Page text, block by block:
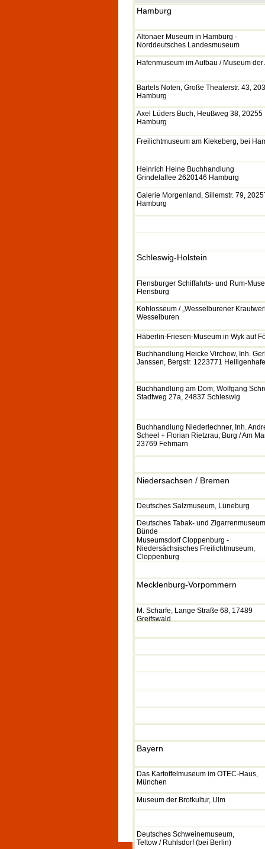
Hamburg
Altonaer Museum in Hamburg -
Norddeutsches Landesmuseum
Hafenmuseum im Aufbau / Museum der
Bartels Noten, Große Theaterstr. 43,
Hamburg
Axel Lüders Buch, Heußweg 38, 20255
Hamburg
Freilichtmuseum am Kiekeberg, bei
Heinrich Heine Buchhandlung
Grindelallee 2620146 Hamburg
Galerie Morgenland, Sillemstr. 79,
Hamburg
Schleswig-Holstein
Flensburger Schiffahrts- und Rum-
Flensburg
Kohlosseum / „Wesselburener
Wesselburen
Häberlin-Friesen-Museum in Wyk auf
Buchhandlung Heicke Virchow, Inh.
Janssen, Bergstr. 1223771
Buchhandlung am Dom, Wolfgang
Stadtweg 27a, 24837 Schleswig
Buchhandlung Niederlechner, Inh.
Scheel + Florian Rietzrau, Burg / Am
23769 Fehmarn
Niedersachsen / Bremen
Deutsches Salzmuseum, Lüneburg
Deutsches Tabak- und
Bünde
Museumsdorf Cloppenburg -
Niedersächsisches Freilichtmuseum,
Cloppenburg
Mecklenburg-Vorpommern
M. Scharfe, Lange Straße 68, 17489
Greifswald
Bayern
Das Kartoffelmuseum im OTEC-Haus,
München
Museum der Brotkultur, Ulm
Deutsches Schweinemuseum,
Teltow / Ruhlsdorf (bei Berlin)